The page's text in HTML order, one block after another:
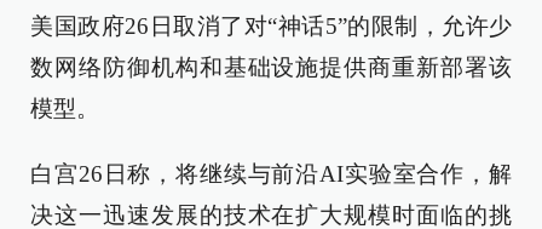
美国政府26日取消了对“神话5”的限制，允许少
数网络防御机构和基础设施提供商重新部署该
模型。
白宫26日称，将继续与前沿AI实验室合作，解
决这一迅速发展的技术在扩大规模时面临的挑